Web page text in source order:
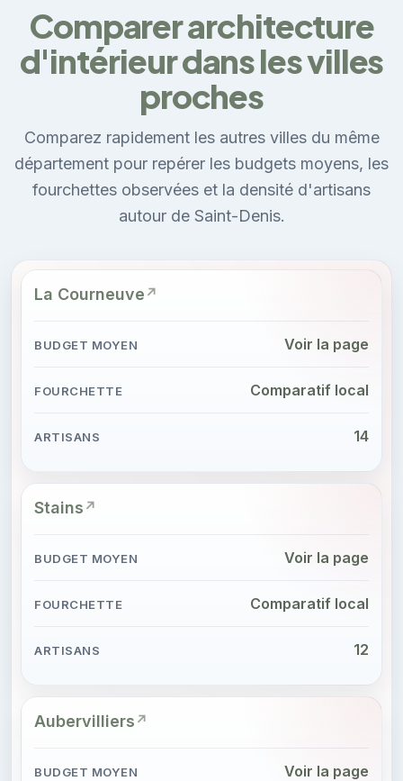
Comparer architecture
d'intérieur dans les villes
proches
Comparez rapidement les autres villes du même
département pour repérer les budgets moyens, les
fourchettes observées et la densité d'artisans
autour de Saint-Denis.
La Courneuve
Voir la page
Comparatif local
14
Stains
Voir la page
Comparatif local
12
Aubervilliers
Voir la page